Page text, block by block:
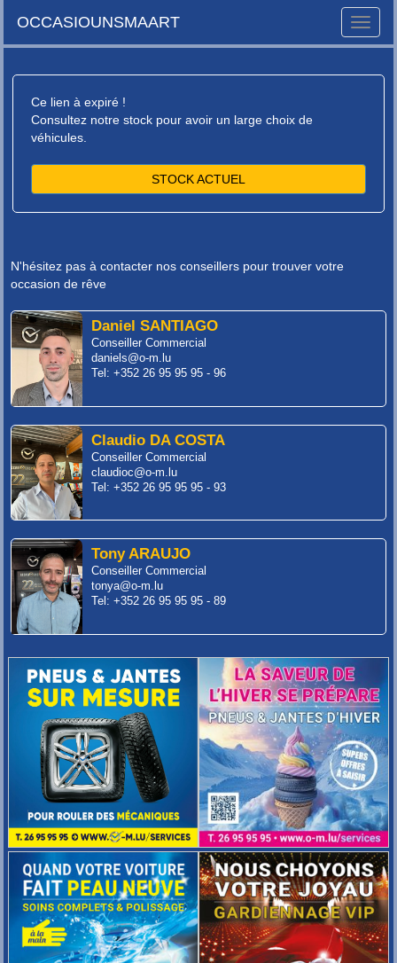
Toggle
OCCASIOUNSMAART
Ce lien à expiré !
Consultez notre stock pour avoir un large choix de
véhicules.
STOCK ACTUEL
N'hésitez pas à contacter nos conseillers pour trouver votre
occasion de rêve
Daniel SANTIAGO
Conseiller Commercial
daniels@o-m.lu
Tel: +352 26 95 95 95 - 96
Claudio DA COSTA
Conseiller Commercial
claudioc@o-m.lu
Tel: +352 26 95 95 95 - 93
Tony ARAUJO
Conseiller Commercial
tonya@o-m.lu
Tel: +352 26 95 95 95 - 89